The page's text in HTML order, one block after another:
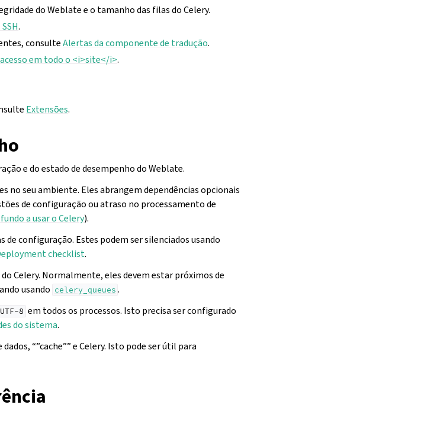
do Weblate e o tamanho das filas do Celery.
.
consulteAlertas da componente de tradução.
em todo o <i>site</i>.
Extensões.
e do estado de desempenho do Weblate.
no seu ambiente. Eles abrangem dependências opcionais
de configuração ou atraso no processamento de
a usar o Celery).
configuração. Estes podem ser silenciados usando
checklist.
Celery. Normalmente, eles devem estar próximos de
usando celery_queues .
UTF-8 em todos os processos. Isto precisa ser configurado
do sistema.
“”cache”” e Celery. Isto pode ser útil para